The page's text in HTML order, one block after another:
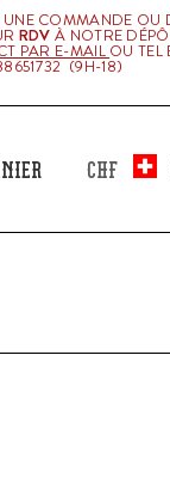
UNE COMMANDE OU
RDV À NOTRE
PAR E-MAIL OU TEL
(9H-18)